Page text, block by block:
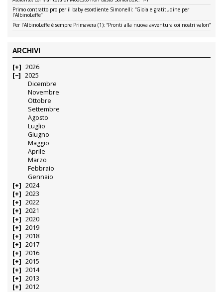
Primo contratto pro per il baby esordiente Simonelli: “Gioia e gratitudine per
l’AlbinoLeffe”
Per l’AlbinoLeffe è sempre Primavera (1): “Pronti alla nuova avventura coi nostri valori”
ARCHIVI
2026
2025
Dicembre
Novembre
Ottobre
Settembre
Agosto
Luglio
Giugno
Maggio
Aprile
Marzo
Febbraio
Gennaio
2024
2023
2022
2021
2020
2019
2018
2017
2016
2015
2014
2013
2012